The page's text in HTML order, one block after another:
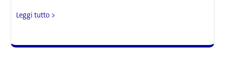
Reparación
en
Leggi tutto >